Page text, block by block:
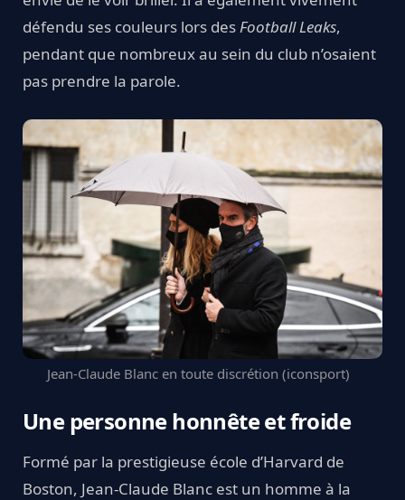
défendu ses couleurs lors desFootball Leaks,
pendant que nombreux au sein du club n’osaient
pas prendre la parole.
Jean-Claude Blanc en toute discrétion (iconsport)
Une personne honnête et froide
Formé par la prestigieuse école d’Harvard de
Boston, Jean-Claude Blanc est un homme à la